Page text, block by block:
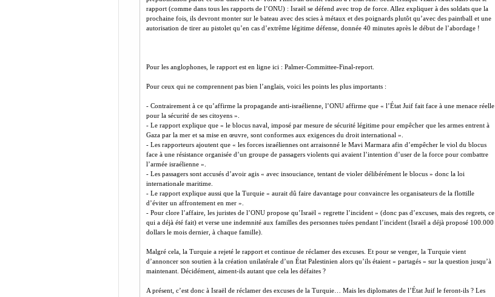
rapport (comme dans tous les rapports de l’ONU) : Israël se défend avec trop de force. Allez expliquer à des soldats que la
prochaine fois, ils devront monter sur le bateau avec des scies à métaux et des poignards plutôt qu’avec des paintball et une
autorisation de tirer au pistolet qu’en cas d’extrême légitime défense, donnée 40 minutes après le début de l’abordage !
Pour les anglophones, le rapport est en ligne ici : Palmer-Committee-Final-report.
Pour ceux qui ne comprennent pas bien l’anglais, voici les points les plus importants :
- Contrairement à ce qu’affirme la propagande anti-israélienne, l’ONU affirme que « l’État Juif fait face à une menace réelle
pour la sécurité de ses citoyens ».
- Le rapport explique que « le blocus naval, imposé par mesure de sécurité légitime pour empêcher que les armes entrent à
Gaza par la mer et sa mise en œuvre, sont conformes aux exigences du droit international ».
- Les rapporteurs ajoutent que « les forces israéliennes ont arraisonné le Mavi Marmara afin d’empêcher le viol du blocus
face à une résistance organisée d’un groupe de passagers violents qui avaient l’intention d’user de la force pour combattre
l’armée israélienne ».
- Les passagers sont accusés d’avoir agis « avec insouciance, tentant de violer délibérément le blocus » donc la loi
internationale maritime.
- Le rapport explique aussi que la Turquie « aurait dû faire davantage pour convaincre les organisateurs de la flottille
d’éviter un affrontement en mer ».
- Pour clore l’affaire, les juristes de l’ONU propose qu’Israël « regrette l’incident » (donc pas d’excuses, mais des regrets, ce
qui a déjà été fait) et verse une indemnité aux familles des personnes tuées pendant l’incident (Israël a déjà proposé 100.000
dollars le mois dernier, à chaque famille).
Malgré cela, la Turquie a rejeté le rapport et continue de réclamer des excuses. Et pour se venger, la Turquie vient
d’annoncer son soutien à la création unilatérale d’un État Palestinien alors qu’ils étaient « partagés » sur la question jusqu’à
maintenant. Décidément, aiment-ils autant que cela les défaites ?
A présent, c’est donc à Israël de réclamer des excuses de la Turquie… Mais les diplomates de l’État Juif le feront-ils ? Les